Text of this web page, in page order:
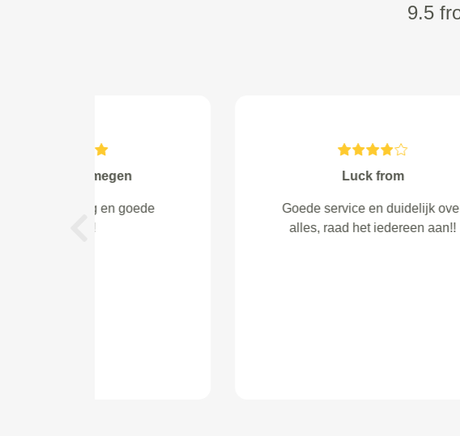
9.5
Goed geholpen, net personeel
Previous